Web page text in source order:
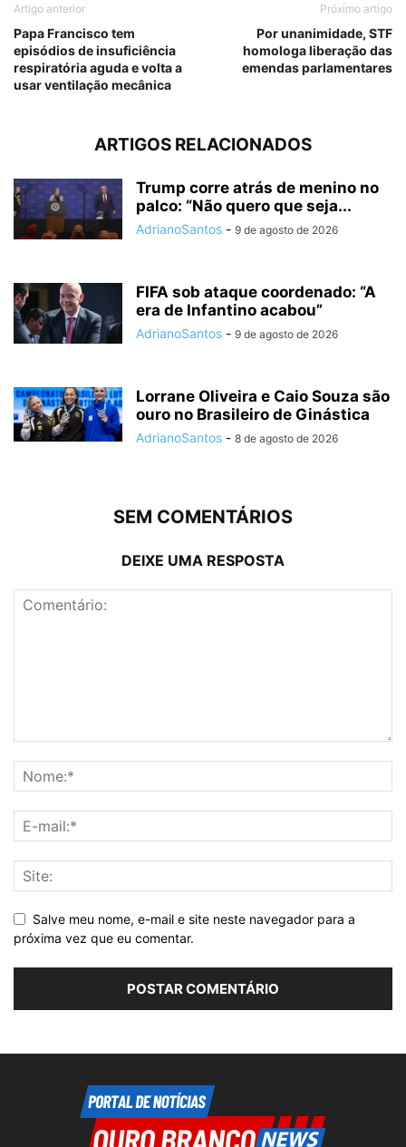
Artigo anterior
Papa Francisco tem
episódios de insuficiência
respiratória aguda e volta a
usar ventilação mecânica
Próximo artigo
Por unanimidade, STF
homologa liberação das
emendas parlamentares
ARTIGOS RELACIONADOS
Trump corre atrás de menino no
palco: “Não quero que seja...
AdrianoSantos - 9 de agosto de 2026
FIFA sob ataque coordenado: “A
era de Infantino acabou”
AdrianoSantos - 9 de agosto de 2026
Lorrane Oliveira e Caio Souza são
ouro no Brasileiro de Ginástica
AdrianoSantos - 8 de agosto de 2026
SEM COMENTÁRIOS
DEIXE UMA RESPOSTA
Salve meu nome, e-mail e site neste navegador para a
próxima vez que eu comentar.